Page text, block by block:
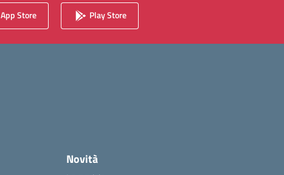
App Store Play Store
Novità